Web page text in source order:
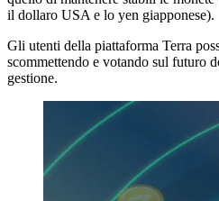
il dollaro USA e lo yen giapponese).
Gli utenti della piattaforma Terra
scommettendo e votando sul futuro
gestione.